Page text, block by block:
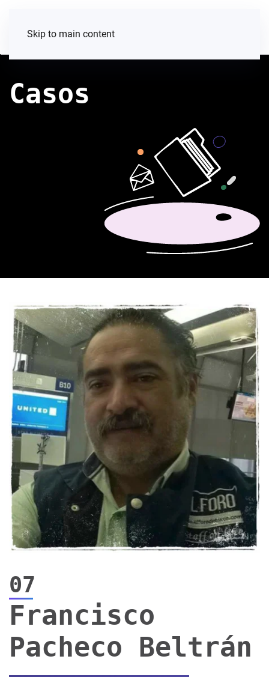
Skip to main content
Casos
07
Francisco
Pacheco Beltrán